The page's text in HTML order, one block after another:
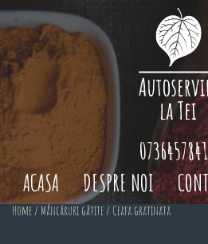
ACASA DESPRE NOI
0736457841
Home / Mâncăruri gătite / Ceafa gratinata